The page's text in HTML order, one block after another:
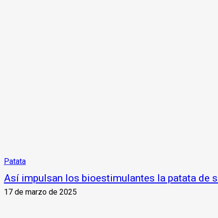
Patata
Así impulsan los bioestimulantes la patata de
17 de marzo de 2025